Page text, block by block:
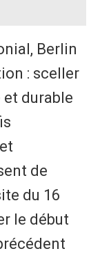
Berlin
: sceller
durable
de
du 16
le début